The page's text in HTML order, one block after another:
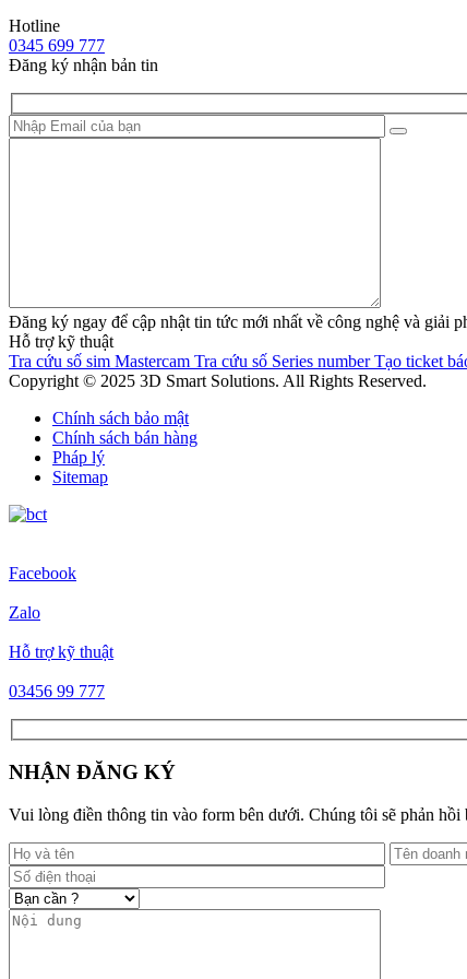
Hotline
0345 699 777
Đăng ký nhận bản tin
Đăng ký ngay để cập nhật tin tức mới nhất về công nghệ và giải
Hỗ trợ kỹ thuật
Tra cứu số sim Mastercam Tra cứu số Series number Tạo ticket
Copyright © 2025 3D Smart Solutions. All Rights Reserved.
Chính sách bảo mật
Chính sách bán hàng
Pháp lý
Sitemap
Facebook
Zalo
Hỗ trợ kỹ thuật
03456 99 777
NHẬN ĐĂNG KÝ
Vui lòng điền thông tin vào form bên dưới. Chúng tôi sẽ phản hồi